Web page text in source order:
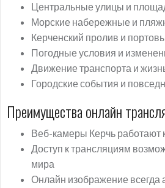
Центральные улицы и
Морские набережные и
Керченский пролив и
Погодные условия и
Движение транспорта и
Городские события и
Преимущества онлайн
Веб-камеры Керчь работают
Доступ к трансляциям
мира
Онлайн изображение всегда